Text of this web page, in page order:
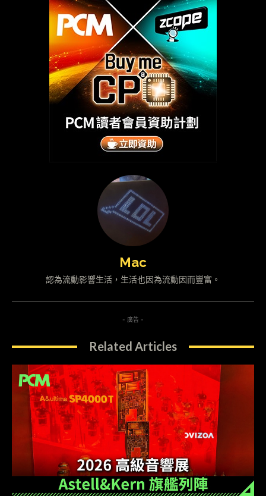
Mac
認為流動影響生活，生活也因為流動因而豐富。
- 廣告 -
Related Articles